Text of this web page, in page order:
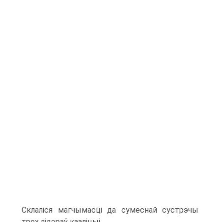
Склаліся магчымасці да сумеснай сустрэчы